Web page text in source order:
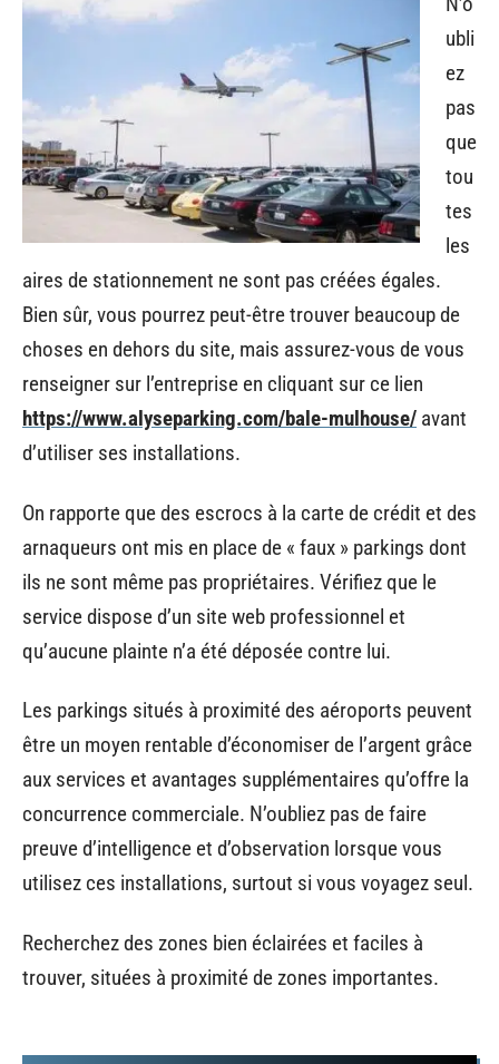
ubli
ez
pas
que
tou
tes
les
aires de stationnement ne sont pas créées égales.
Bien sûr, vous pourrez peut-être trouver beaucoup de
choses en dehors du site, mais assurez-vous de vous
renseigner sur l’entreprise en cliquant sur ce lien
https://www.alyseparking.com/bale-mulhouse/ avant
d’utiliser ses installations.
On rapporte que des escrocs à la carte de crédit et des
arnaqueurs ont mis en place de « faux » parkings dont
ils ne sont même pas propriétaires. Vérifiez que le
service dispose d’un site web professionnel et
qu’aucune plainte n’a été déposée contre lui.
Les parkings situés à proximité des aéroports peuvent
être un moyen rentable d’économiser de l’argent grâce
aux services et avantages supplémentaires qu’offre la
concurrence commerciale. N’oubliez pas de faire
preuve d’intelligence et d’observation lorsque vous
utilisez ces installations, surtout si vous voyagez seul.
Recherchez des zones bien éclairées et faciles à
trouver, situées à proximité de zones importantes.